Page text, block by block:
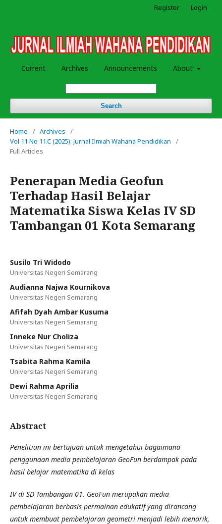
Current Archives Announcements About
Search
Register Login
Home / Archives
/
Vol 11 No 11.C (2025): Jurnal Ilmiah Wahana Pendidikan
/
Full Articles
Penerapan Media Geofun
Terhadap Hasil Belajar
Matematika Siswa Kelas IV SD
Tambangan 01 Kota Semarang
Susilo Tri Widodo
Universitas Negeri Semarang
Audianna Najwa Kournikova
Universitas Negeri Semarang
Afifah Dyah Ambar Kusuma
Universitas Negeri Semarang
Inneke Nur Choliza
Universitas Negeri Semarang
Tsabita Rahma Kamila
Universitas Negeri Semarang
Dewi Rahma Aprilia
Universitas Negeri Semarang
Abstract
Penelitian ini bertujuan untuk mengetahui bagaimana
penggunaan media pembelajaran GeoFun berdampak pada
hasil belajar matematika di kelas
IV di SD Tambangan 01. GeoFun merupakan media
pembelajaran berbasis permainan edukatif yang dirancang
untuk membuat pembelajaran geometri menjadi lebih menarik,